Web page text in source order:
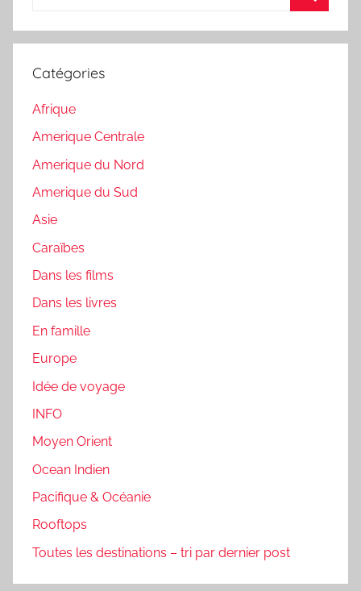
:
Catégories
Afrique
Amerique Centrale
Amerique du Nord
Amerique du Sud
Asie
Caraïbes
Dans les films
Dans les livres
En famille
Europe
Idée de voyage
INFO
Moyen Orient
Ocean Indien
Pacifique & Océanie
Rooftops
Toutes les destinations – tri par dernier post